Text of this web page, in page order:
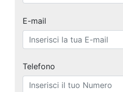
E-mail
Telefono